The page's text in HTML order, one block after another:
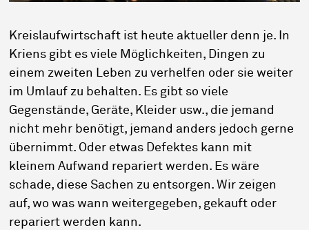
Kreislaufwirtschaft ist heute aktueller denn je. In
Kriens gibt es viele Möglichkeiten, Dingen zu
einem zweiten Leben zu verhelfen oder sie weiter
im Umlauf zu behalten. Es gibt so viele
Gegenstände, Geräte, Kleider usw., die jemand
nicht mehr benötigt, jemand anders jedoch gerne
übernimmt. Oder etwas Defektes kann mit
kleinem Aufwand repariert werden. Es wäre
schade, diese Sachen zu entsorgen. Wir zeigen
auf, wo was wann weitergegeben, gekauft oder
repariert werden kann.